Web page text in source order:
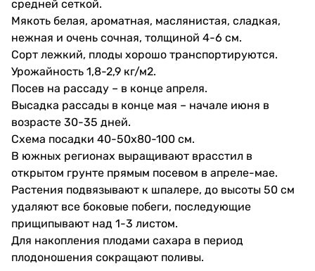
средней сеткой.
Мякоть белая, ароматная, маслянистая, сладкая,
нежная и очень сочная, толщиной 4-6 см.
Сорт лежкий, плоды хорошо транспортируются.
Урожайность 1,8-2,9 кг/м2.
Посев на рассаду – в конце апреля.
Высадка рассады в конце мая – начале июня в
возрасте 30-35 дней.
Схема посадки 40-50х80-100 см.
В южных регионах выращивают врасстил в
открытом грунте прямым посевом в апреле-мае.
Растения подвязывают к шпалере, до высоты 50 см
удаляют все боковые побеги, последующие
прищипывают над 1-3 листом.
Для накопления плодами сахара в период
плодоношения сокращают поливы.